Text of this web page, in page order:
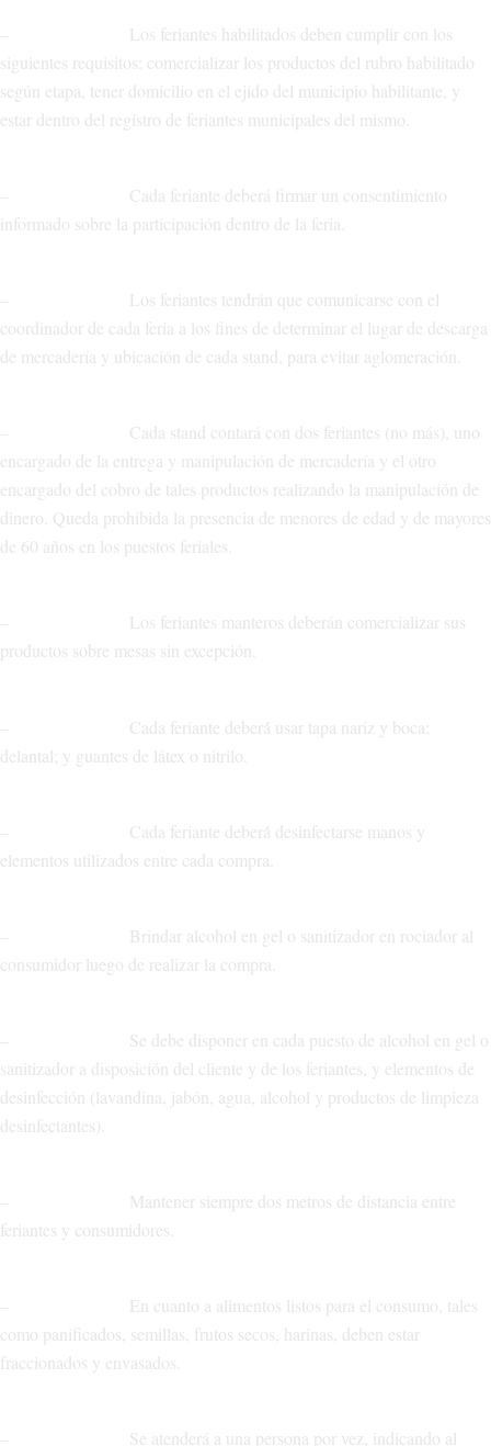
– Los feriantes habilitados deben cumplir con los
siguientes requisitos: comercializar los productos del rubro habilitado
según etapa, tener domicilio en el ejido del municipio habilitante, y
estar dentro del registro de feriantes municipales del mismo.
– Cada feriante deberá firmar un consentimiento
informado sobre la participación dentro de la feria.
– Los feriantes tendrán que comunicarse con el
coordinador de cada feria a los fines de determinar el lugar de descarga
de mercadería y ubicación de cada stand, para evitar aglomeración.
– Cada stand contará con dos feriantes (no más), uno
encargado de la entrega y manipulación de mercadería y el otro
encargado del cobro de tales productos realizando la manipulación de
dinero. Queda prohibida la presencia de menores de edad y de mayores
de 60 años en los puestos feriales.
– Los feriantes manteros deberán comercializar sus
productos sobre mesas sin excepción.
– Cada feriante deberá́ usar tapa nariz y boca;
delantal; y guantes de látex o nitrilo.
– Cada feriante deberá́ desinfectarse manos y
elementos utilizados entre cada compra.
– Brindar alcohol en gel o sanitizador en rociador al
consumidor luego de realizar la compra.
– Se debe disponer en cada puesto de alcohol en gel o
sanitizador a disposición del cliente y de los feriantes, y elementos de
desinfección (lavandina, jabón, agua, alcohol y productos de limpieza
desinfectantes).
– Mantener siempre dos metros de distancia entre
feriantes y consumidores.
– En cuanto a alimentos listos para el consumo, tales
como panificados, semillas, frutos secos, harinas, deben estar
fraccionados y envasados.
– Se atenderá a una persona por vez, indicando al